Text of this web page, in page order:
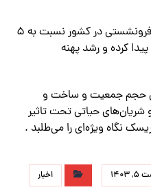
بیت‌الهی افزود: مساحت زون‌های فرونشستی در کشور نسبت به ۵
افزایش پیدا کرده و رشد پهنه
حجم جمعیت و ساخت و
شریان‌های حیاتی تحت تاثیر
نگاه ویژه‌ای را می‌طلبد .
۱۴۰۳ اخبار